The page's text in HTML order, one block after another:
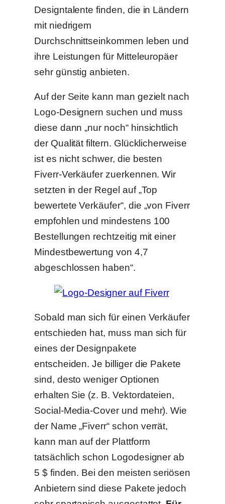
Designtalente finden, die in Ländern
mit niedrigem
Durchschnittseinkommen leben und
ihre Leistungen für Mitteleuropäer
sehr günstig anbieten.
Auf der Seite kann man gezielt nach
Logo-Designern suchen und muss
diese dann „nur noch“ hinsichtlich
der Qualität filtern. Glücklicherweise
ist es nicht schwer, die besten
Fiverr-Verkäufer zuerkennen. Wir
setzten in der Regel auf „Top
bewertete Verkäufer“, die „von Fiverr
empfohlen und mindestens 100
Bestellungen rechtzeitig mit einer
Mindestbewertung von 4,7
abgeschlossen haben“.
Sobald man sich für einen Verkäufer
entschieden hat, muss man sich für
eines der Designpakete
entscheiden. Je billiger die Pakete
sind, desto weniger Optionen
erhalten Sie (z. B. Vektordateien,
Social-Media-Cover und mehr). Wie
der Name „Fiverr“ schon verrät,
kann man auf der Plattform
tatsächlich schon Logodesigner ab
5 $ finden. Bei den meisten seriösen
Anbietern sind diese Pakete jedoch